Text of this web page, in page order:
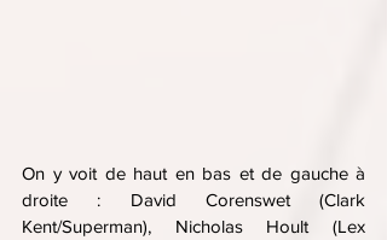
On y voit de haut en bas et de gauche à
droite : David Corenswet (Clark
Kent/Superman), Nicholas Hoult (Lex